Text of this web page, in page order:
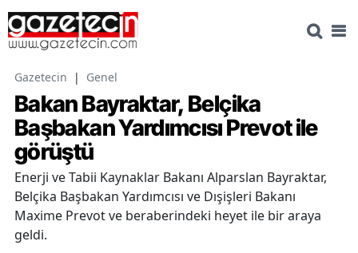
Gazetecin | Genel
Bakan Bayraktar, Belçika
Başbakan Yardımcısı Prevot ile
görüştü
Enerji ve Tabii Kaynaklar Bakanı Alparslan Bayraktar,
Belçika Başbakan Yardımcısı ve Dışişleri Bakanı
Maxime Prevot ve beraberindeki heyet ile bir araya
geldi.